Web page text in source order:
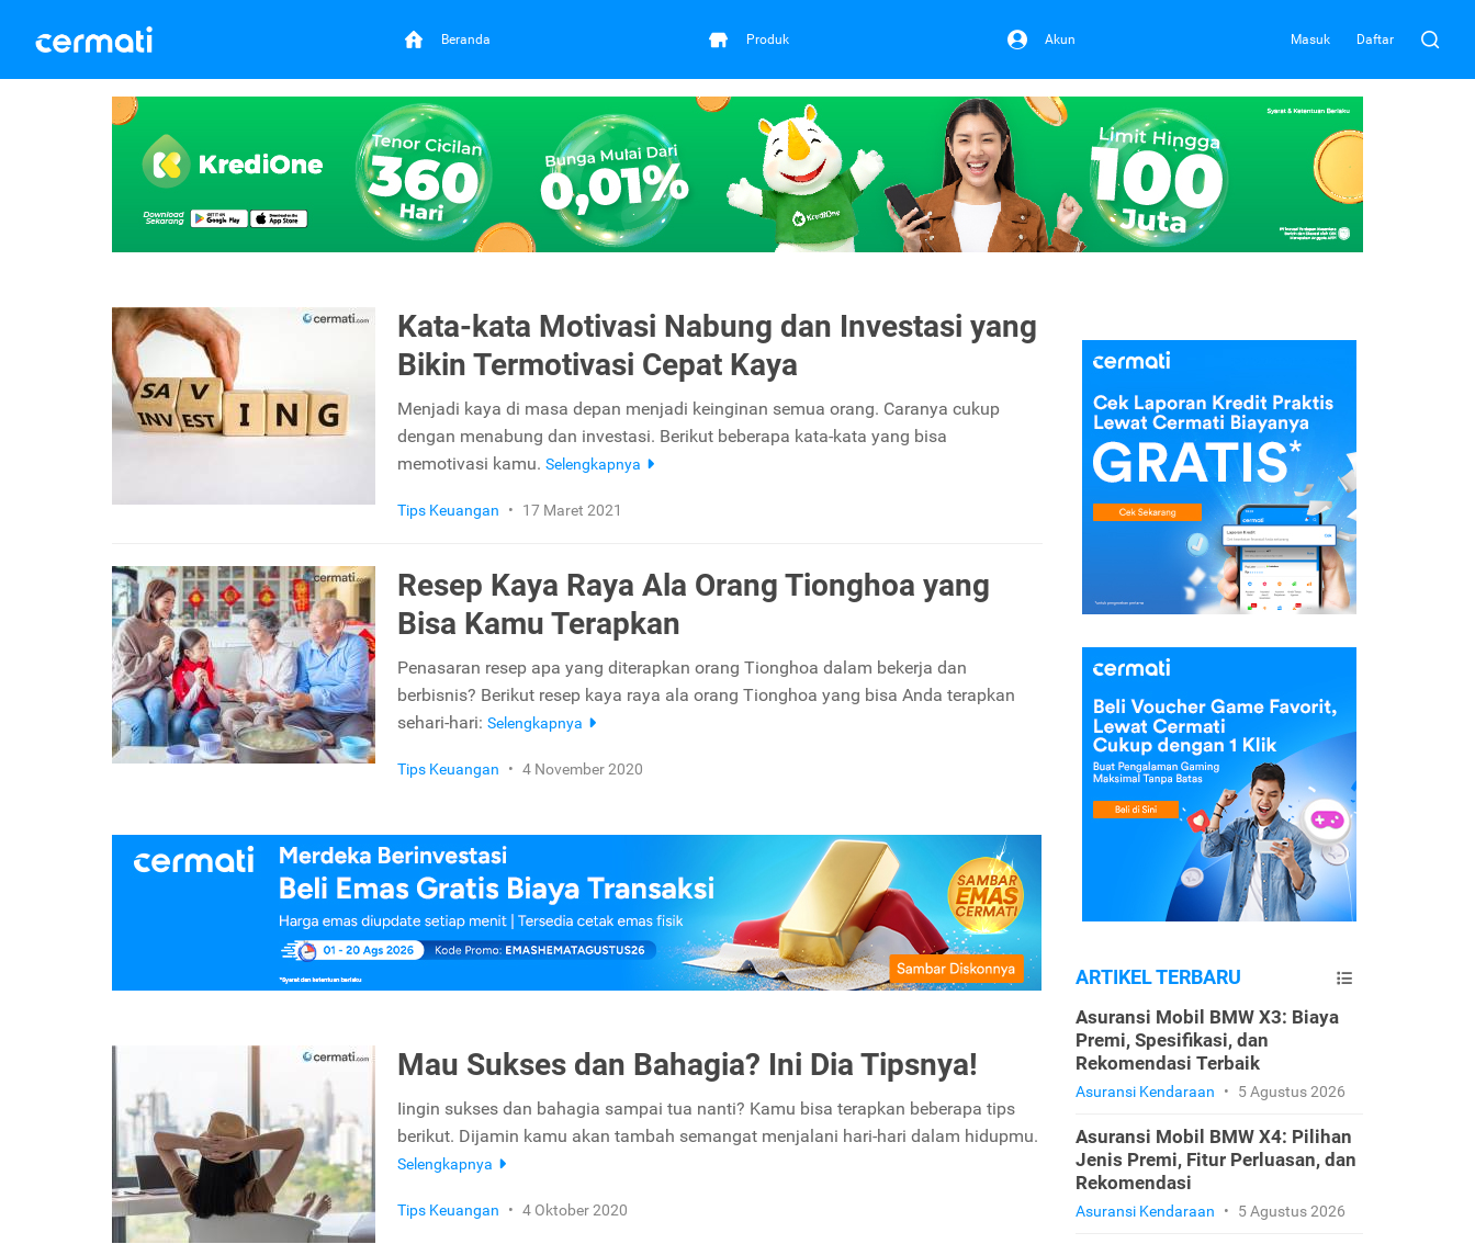
Beranda Produk Akun Masuk Daftar
Kata-kata Motivasi Nabung dan Investasi yang
Bikin Termotivasi Cepat Kaya
Menjadi kaya di masa depan menjadi keinginan semua orang. Caranya cukup
dengan menabung dan investasi. Berikut beberapa kata-kata yang bisa
memotivasi kamu. Selengkapnya
Tips Keuangan • 17 Maret 2021
Resep Kaya Raya Ala Orang Tionghoa yang
Bisa Kamu Terapkan
Penasaran resep apa yang diterapkan orang Tionghoa dalam bekerja dan
berbisnis? Berikut resep kaya raya ala orang Tionghoa yang bisa Anda terapkan
sehari-hari: Selengkapnya
Tips Keuangan • 4 November 2020
Mau Sukses dan Bahagia? Ini Dia Tipsnya!
Iingin sukses dan bahagia sampai tua nanti? Kamu bisa terapkan beberapa tips
berikut. Dijamin kamu akan tambah semangat menjalani hari-hari dalam hidupmu.
Selengkapnya
Tips Keuangan • 4 Oktober 2020
ARTIKEL TERBARU
Asuransi Mobil BMW X3: Biaya
Premi, Spesifikasi, dan
Rekomendasi Terbaik
Asuransi Kendaraan • 5 Agustus 2026
Asuransi Mobil BMW X4: Pilihan
Jenis Premi, Fitur Perluasan, dan
Rekomendasi
Asuransi Kendaraan • 5 Agustus 2026